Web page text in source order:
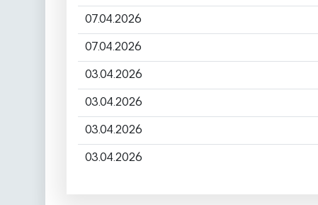
07.04.2026
07.04.2026
03.04.2026
03.04.2026
03.04.2026
03.04.2026